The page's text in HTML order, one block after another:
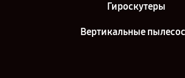
Гироскутеры
Вертикальные